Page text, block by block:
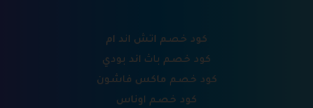
كود خصم اتش اند ام
كود خصم باث اند بودي
كود خصم ماكس فاشون
كود خصم اوناس